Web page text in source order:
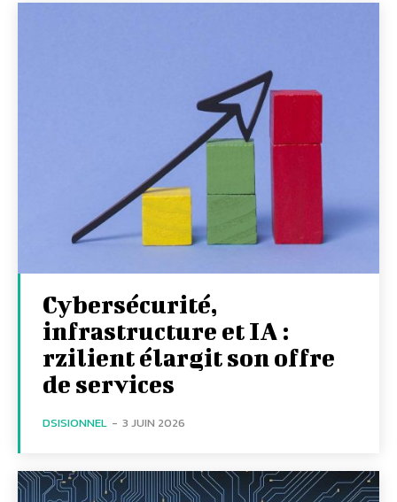
Cybersécurité,
infrastructure et IA :
rzilient élargit son offre
de services
DSISIONNEL - 3 JUIN 2026